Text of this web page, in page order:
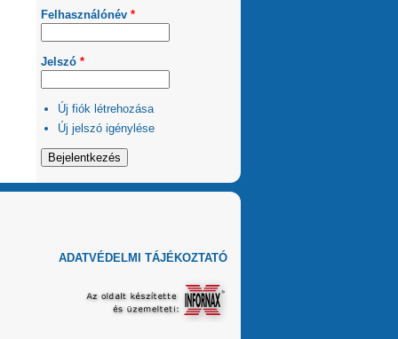
Felhasználónév *
Jelszó *
Új fiók létrehozása
Új jelszó igénylése
ADATVÉDELMI TÁJÉKOZTATÓ